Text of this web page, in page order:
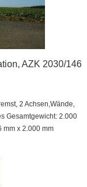
AZK 2030/146
2 Achsen, Wände,
Gesamtgewicht: 2.000
mm x 2.000 mm